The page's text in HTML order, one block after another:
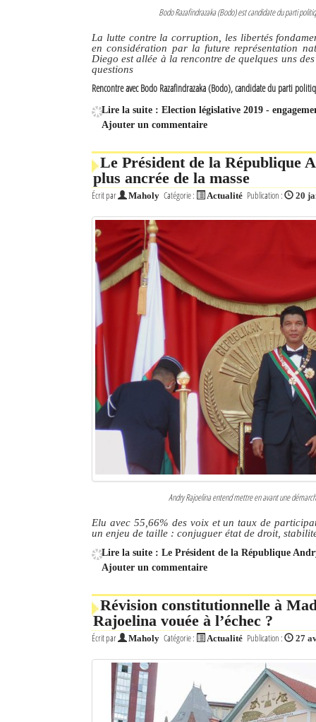
Bodo Razafindrazaka (Bodo) est candidate du parti
La lutte contre la corruption, les libertés
en considération par la future représentation
Diego est allée à la rencontre de quelques uns
questions
Rencontre avec Bodo Razafindrazaka (Bodo), candidate du parti
Lire la suite : Election législative 2019 -
Ajouter un commentaire
Le Président de la République
plus ancrée de la masse
Écrit par Maholy Catégorie : Actualité Publication : 20
Andry Rajoelina entend mettre en avant une
Elu avec 55,66% des voix et un taux de
un enjeu de taille : conjuguer état de droit,
Lire la suite : Le Président de la République
Ajouter un commentaire
Révision constitutionnelle à
Rajoelina vouée à l’échec ?
Écrit par Maholy Catégorie : Actualité Publication : 27